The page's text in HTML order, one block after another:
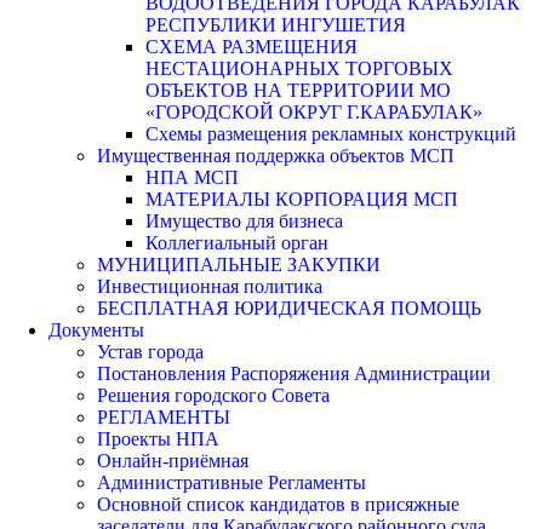
РЕСПУБЛИКИ ИНГУШЕТИЯ
СХЕМА РАЗМЕЩЕНИЯ
НЕСТАЦИОНАРНЫХ ТОРГОВЫХ
ОБЪЕКТОВ НА ТЕРРИТОРИИ МО
«ГОРОДСКОЙ ОКРУГ Г.КАРАБУЛАК»
Схемы размещения рекламных конструкций
Имущественная поддержка объектов МСП
НПА МСП
МАТЕРИАЛЫ КОРПОРАЦИЯ МСП
Имущество для бизнеса
Коллегиальный орган
МУНИЦИПАЛЬНЫЕ ЗАКУПКИ
Инвестиционная политика
БЕСПЛАТНАЯ ЮРИДИЧЕСКАЯ ПОМОЩЬ
Документы
Устав города
Постановления Распоряжения Администрации
Решения городского Совета
РЕГЛАМЕНТЫ
Проекты НПА
Онлайн-приёмная
Административные Регламенты
Основной список кандидатов в присяжные